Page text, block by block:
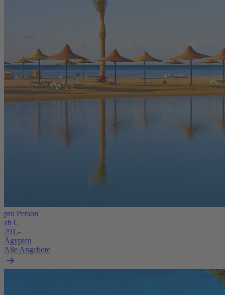
pro Person
ab €
291,-
Ägypten
Alle Angebote